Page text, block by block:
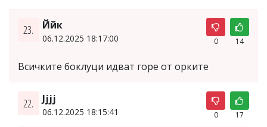
23. Ййк
06.12.2025 18:17:00 0 14
Всичките боклуци идват горе от орките
22. Jjjj
06.12.2025 18:15:41 0 17